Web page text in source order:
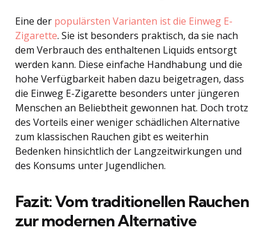
Eine der populärsten Varianten ist die Einweg E-
Zigarette. Sie ist besonders praktisch, da sie nach
dem Verbrauch des enthaltenen Liquids entsorgt
werden kann. Diese einfache Handhabung und die
hohe Verfügbarkeit haben dazu beigetragen, dass
die Einweg E-Zigarette besonders unter jüngeren
Menschen an Beliebtheit gewonnen hat. Doch trotz
des Vorteils einer weniger schädlichen Alternative
zum klassischen Rauchen gibt es weiterhin
Bedenken hinsichtlich der Langzeitwirkungen und
des Konsums unter Jugendlichen.
Fazit: Vom traditionellen Rauchen
zur modernen Alternative